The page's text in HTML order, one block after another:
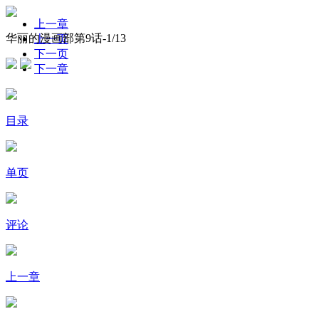
华丽的漫画部第9话-1/13
上一章
上一页
下一页
下一章
目录
单页
评论
上一章